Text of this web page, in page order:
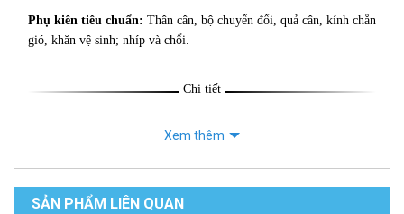
Phụ kiên tiêu chuẩn: Thân cân, bộ chuyển đổi, quả cân, kính chắn
gió, khăn vệ sinh; nhíp và chổi.
Chi tiết
Xem thêm
SẢN PHẨM LIÊN QUAN